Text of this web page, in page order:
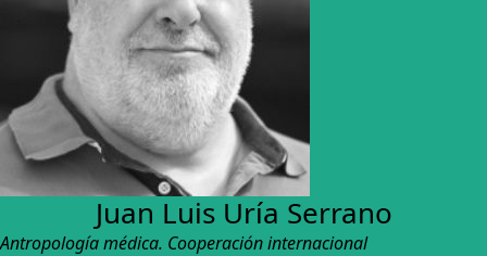
Juan Luis Uría Serrano
Antropología médica. Cooperación internacional